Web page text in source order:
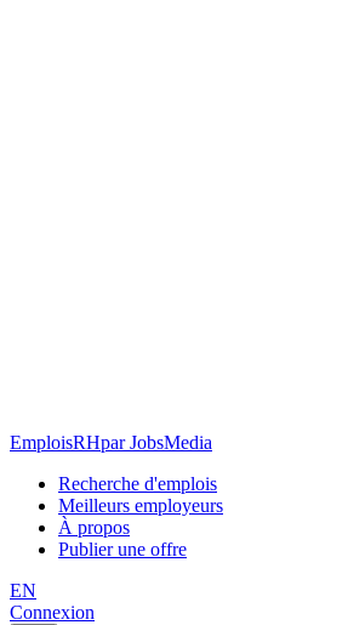
EmploisRHpar JobsMedia
Recherche d'emplois
Meilleurs employeurs
À propos
Publier une offre
EN
Connexion